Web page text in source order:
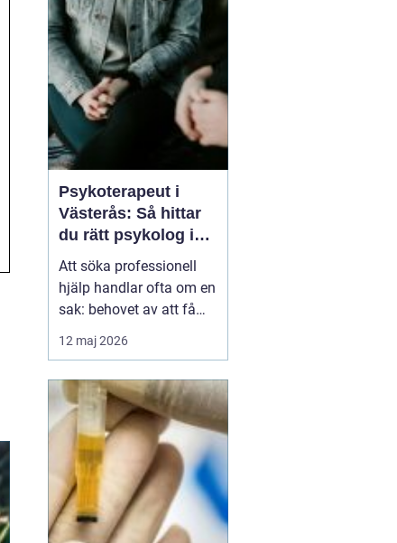
försöker ayurvedan
förstå varför v...
Psykoterapeut i
Västerås: Så hittar
du rätt psykolog i
Västerås för samtal
och terapi
Att söka professionell
hjälp handlar ofta om en
sak: behovet av att få
prata med någon som
lyssnar, förstår och kan
perspektiv. Många som
letar efter Psykolog
Västerås längtar efter...
12 maj 2026